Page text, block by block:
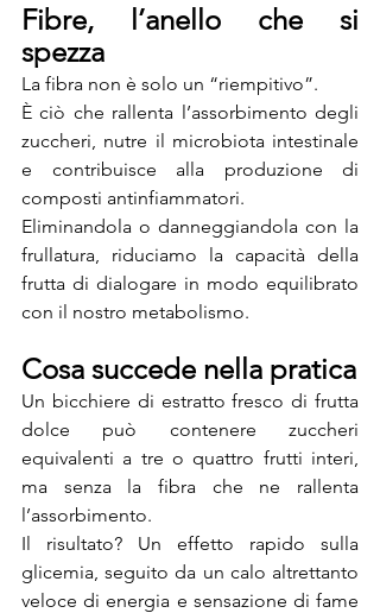
Fibre, l’anello che si
spezza
La fibra non è solo un “riempitivo”.
È ciò che rallenta l’assorbimento degli
zuccheri, nutre il microbiota intestinale
e contribuisce alla produzione di
composti antinfiammatori.
Eliminandola o danneggiandola con la
frullatura, riduciamo la capacità della
frutta di dialogare in modo equilibrato
con il nostro metabolismo.
Cosa succede nella pratica
Un bicchiere di estratto fresco di frutta
dolce può contenere zuccheri
equivalenti a tre o quattro frutti interi,
ma senza la fibra che ne rallenta
l’assorbimento.
Il risultato? Un effetto rapido sulla
glicemia, seguito da un calo altrettanto
veloce di energia e sensazione di fame